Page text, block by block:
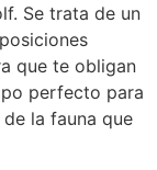
Se trata de un
que te obligan
perfecto para
la fauna que